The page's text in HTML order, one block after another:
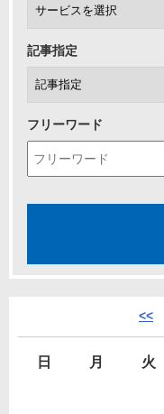
記事指定
フリーワード
<<
日 月 火